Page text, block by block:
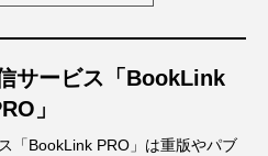
サービス「BookLink
」
「BookLink PRO」は重版やパブ